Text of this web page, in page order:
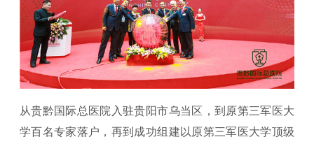
从贵黔国际总医院入驻贵阳市乌当区，到原第三军医大
学百名专家落户，再到成功组建以原第三军医大学顶级